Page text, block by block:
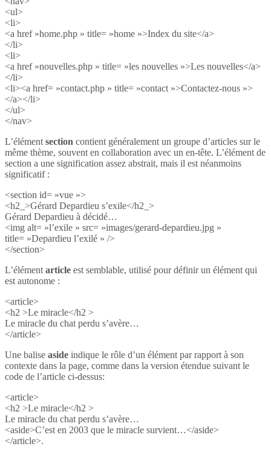
<ul>
<li>
<a href »home.php » title= »home »>Index du site</a>
</li>
<li>
<a href »nouvelles.php » title= »les nouvelles »>Les nouvelles</a>
</li>
<li><a href= »contact.php » title= »contact »>Contactez-nous »>
</a></li>
</ul>
</nav>
L’élément section contient généralement un groupe d’articles sur le
même thème, souvent en collaboration avec un en-tête. L’élément de
section a une signification assez abstrait, mais il est néanmoins
significatif :
<section id= »vue »>
<h2_>Gérard Depardieu s’exile</h2_>
Gérard Depardieu à décidé…
<img alt= »l’exile » src= »images/gerard-depardieu.jpg »
title= »Depardieu l’exilé » />
</section>
L’élément article est semblable, utilisé pour définir un élément qui
est autonome :
<article>
<h2 >Le miracle</h2 >
Le miracle du chat perdu s’avère…
</article>
Une balise aside indique le rôle d’un élément par rapport à son
contexte dans la page, comme dans la version étendue suivant le
code de l’article ci-dessus:
<article>
<h2 >Le miracle</h2 >
Le miracle du chat perdu s’avère…
<aside>C’est en 2003 que le miracle survient…</aside>
</article>.